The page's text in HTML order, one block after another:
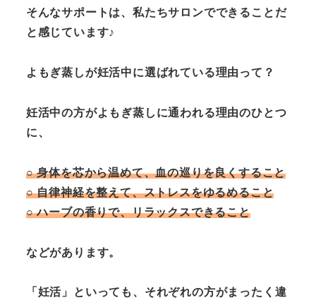
そんなサポートは、私たちサロンでできることだ
と感じています♪
よもぎ蒸しが妊活中に選ばれている理由って？
妊活中の方がよもぎ蒸しに通われる理由のひとつ
に、
○ 身体を芯から温めて、血の巡りを良くすること
○ 自律神経を整えて、ストレスをゆるめること
○ ハーブの香りで、リラックスできること
などがあります。
「妊活」といっても、それぞれの方がまったく違